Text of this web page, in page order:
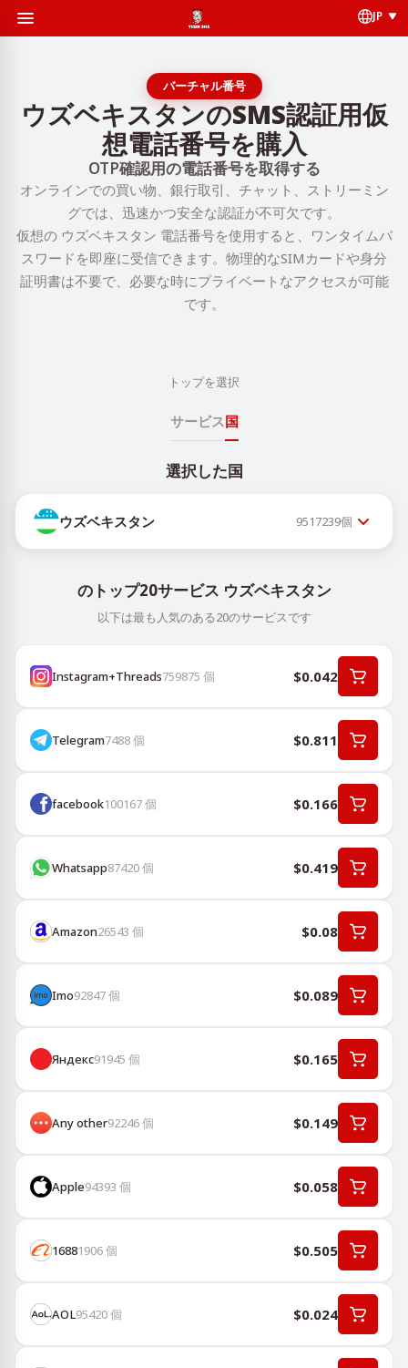
JP
バーチャル番号
ウズベキスタンのSMS認証用仮
想電話番号を購入
OTP確認用の電話番号を取得する
オンラインでの買い物、銀行取引、チャット、ストリーミン
グでは、迅速かつ安全な認証が不可欠です。
仮想の ウズベキスタン 電話番号を使用すると、ワンタイムパ
スワードを即座に受信できます。物理的なSIMカードや身分
証明書は不要で、必要な時にプライベートなアクセスが可能
です。
トップを選択
サービス国
選択した国
ウズベキスタン 9517239個
のトップ20サービス ウズベキスタン
以下は最も人気のある20のサービスです
Instagram+Threads759875 個 $0.042
Telegram7488個 $0.811
facebook100167個 $0.166
Whatsapp87420個 $0.419
Amazon26543 個 $0.08
Imo92847個 $0.089
Яндекс91945 個 $0.165
Any other92246個 $0.149
Apple94393 個 $0.058
16881906個 $0.505
AOL95420個 $0.024